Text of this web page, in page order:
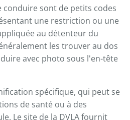
conduire sont de petits codes
une restriction ou une
au détenteur du
les trouver au dos
avec photo sous l'en-tête
spécifique, qui peut se
de santé ou à des
Le site de la DVLA fournit